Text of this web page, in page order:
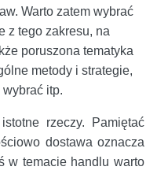
Warto zatem wybrać
z tego zakresu, na
poruszona tematyka
metody i strategie,
itp.
rzeczy. Pamiętać
dostawa oznacza
w temacie handlu warto